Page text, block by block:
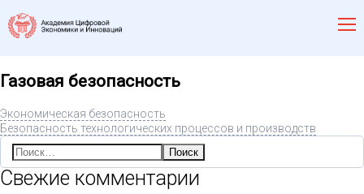
Газовая безопасность
Экономическая безопасность
Безопасность технологических процессов и производств
Найти:
Свежие комментарии